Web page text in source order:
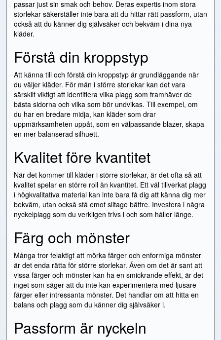
passar just sin smak och behov. Deras expertis inom stora
storlekar säkerställer inte bara att du hittar rätt passform, utan
också att du känner dig självsäker och bekväm i dina nya
kläder.
Förstå din kroppstyp
Att känna till och förstå din kroppstyp är grundläggande när
du väljer kläder. För män i större storlekar kan det vara
särskilt viktigt att identifiera vilka plagg som framhäver de
bästa sidorna och vilka som bör undvikas. Till exempel, om
du har en bredare midja, kan kläder som drar
uppmärksamheten uppåt, som en välpassande blazer, skapa
en mer balanserad silhuett.
Kvalitet före kvantitet
När det kommer till kläder i större storlekar, är det ofta så att
kvalitet spelar en större roll än kvantitet. Ett väl tillverkat plagg
i högkvalitativa material kan inte bara få dig att känna dig mer
bekväm, utan också stå emot slitage bättre. Investera i några
nyckelplagg som du verkligen trivs i och som håller länge.
Färg och mönster
Många tror felaktigt att mörka färger och enformiga mönster
är det enda rätta för större storlekar. Även om det är sant att
vissa färger och mönster kan ha en smickrande effekt, är det
inget som säger att du inte kan experimentera med ljusare
färger eller intressanta mönster. Det handlar om att hitta en
balans och plagg som du känner dig självsäker i.
Passform är nyckeln